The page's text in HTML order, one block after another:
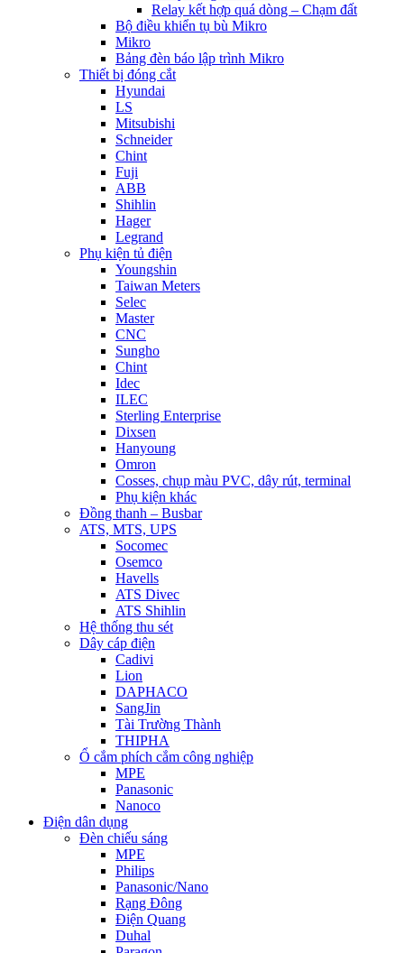
Relay kết hợp quá dòng – Chạm đất
Bộ điều khiển tụ bù Mikro
Mikro
Bảng đèn báo lập trình Mikro
Thiết bị đóng cắt
Hyundai
LS
Mitsubishi
Schneider
Chint
Fuji
ABB
Shihlin
Hager
Legrand
Phụ kiện tủ điện
Youngshin
Taiwan Meters
Selec
Master
CNC
Sungho
Chint
Idec
ILEC
Sterling Enterprise
Dixsen
Hanyoung
Omron
Cosses, chụp màu PVC, dây rút, terminal
Phụ kiện khác
Đồng thanh – Busbar
ATS, MTS, UPS
Socomec
Osemco
Havells
ATS Divec
ATS Shihlin
Hệ thống thu sét
Dây cáp điện
Cadivi
Lion
DAPHACO
SangJin
Tài Trường Thành
THIPHA
Ổ cắm phích cắm công nghiệp
MPE
Panasonic
Nanoco
Điện dân dụng
Đèn chiếu sáng
MPE
Philips
Panasonic/Nano
Rạng Đông
Điện Quang
Duhal